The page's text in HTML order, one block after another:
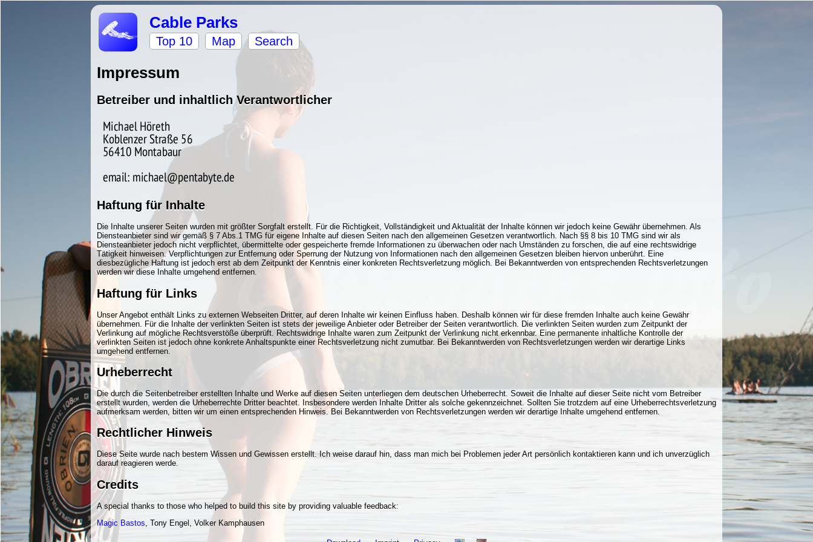
Cable Parks
Top 10 Map Search
Impressum
Betreiber und inhaltlich Verantwortlicher
Haftung für Inhalte
Die Inhalte unserer Seiten wurden mit größter Sorgfalt erstellt. Für die Richtigkeit, Vollständigkeit und Aktualität der Inhalte können wir jedoch keine Gewähr übernehmen. Als
Diensteanbieter sind wir gemäß § 7 Abs.1 TMG für eigene Inhalte auf diesen Seiten nach den allgemeinen Gesetzen verantwortlich. Nach §§ 8 bis 10 TMG sind wir als
Diensteanbieter jedoch nicht verpflichtet, übermittelte oder gespeicherte fremde Informationen zu überwachen oder nach Umständen zu forschen, die auf eine rechtswidrige
Tätigkeit hinweisen. Verpflichtungen zur Entfernung oder Sperrung der Nutzung von Informationen nach den allgemeinen Gesetzen bleiben hiervon unberührt. Eine
diesbezügliche Haftung ist jedoch erst ab dem Zeitpunkt der Kenntnis einer konkreten Rechtsverletzung möglich. Bei Bekanntwerden von entsprechenden Rechtsverletzungen
werden wir diese Inhalte umgehend entfernen.
Haftung für Links
Unser Angebot enthält Links zu externen Webseiten Dritter, auf deren Inhalte wir keinen Einfluss haben. Deshalb können wir für diese fremden Inhalte auch keine Gewähr
übernehmen. Für die Inhalte der verlinkten Seiten ist stets der jeweilige Anbieter oder Betreiber der Seiten verantwortlich. Die verlinkten Seiten wurden zum Zeitpunkt der
Verlinkung auf mögliche Rechtsverstöße überprüft. Rechtswidrige Inhalte waren zum Zeitpunkt der Verlinkung nicht erkennbar. Eine permanente inhaltliche Kontrolle der
verlinkten Seiten ist jedoch ohne konkrete Anhaltspunkte einer Rechtsverletzung nicht zumutbar. Bei Bekanntwerden von Rechtsverletzungen werden wir derartige Links
umgehend entfernen.
Urheberrecht
Die durch die Seitenbetreiber erstellten Inhalte und Werke auf diesen Seiten unterliegen dem deutschen Urheberrecht. Soweit die Inhalte auf dieser Seite nicht vom Betreiber
erstellt wurden, werden die Urheberrechte Dritter beachtet. Insbesondere werden Inhalte Dritter als solche gekennzeichnet. Sollten Sie trotzdem auf eine Urheberrechtsverletzung
aufmerksam werden, bitten wir um einen entsprechenden Hinweis. Bei Bekanntwerden von Rechtsverletzungen werden wir derartige Inhalte umgehend entfernen.
Rechtlicher Hinweis
Diese Seite wurde nach bestem Wissen und Gewissen erstellt. Ich weise darauf hin, dass man mich bei Problemen jeder Art persönlich kontaktieren kann und ich unverzüglich
darauf reagieren werde.
Credits
A special thanks to those who helped to build this site by providing valuable feedback:
Magic Bastos , Tony Engel, Volker Kamphausen